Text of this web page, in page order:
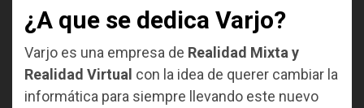
¿A que se dedica Varjo?
Varjo es una empresa de Realidad Mixta y
Realidad Virtual con la idea de querer cambiar la
informática para siempre llevando este nuevo